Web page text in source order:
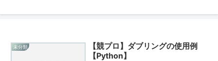
未分類
【競プロ】ダブリングの使用例
【Python】